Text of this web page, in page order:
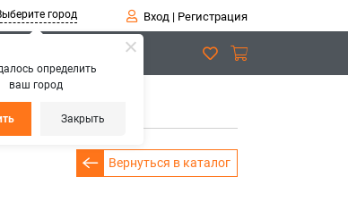
определить
ваш город
Закрыть
город Вход| Регистрация
3302
Вернуться в каталог